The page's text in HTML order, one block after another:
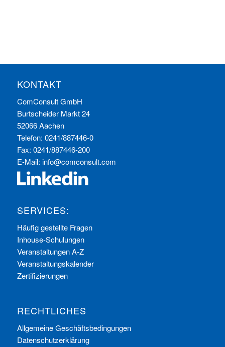
KONTAKT
ComConsult GmbH
Burtscheider Markt 24
52066 Aachen
Telefon: 0241/887446-0
Fax: 0241/887446-200
E-Mail: info@comconsult.com
SERVICES:
Häufig gestellte Fragen
Inhouse-Schulungen
Veranstaltungen A-Z
Veranstaltungskalender
Zertifizierungen
RECHTLICHES
Allgemeine Geschäftsbedingungen
Datenschutzerklärung